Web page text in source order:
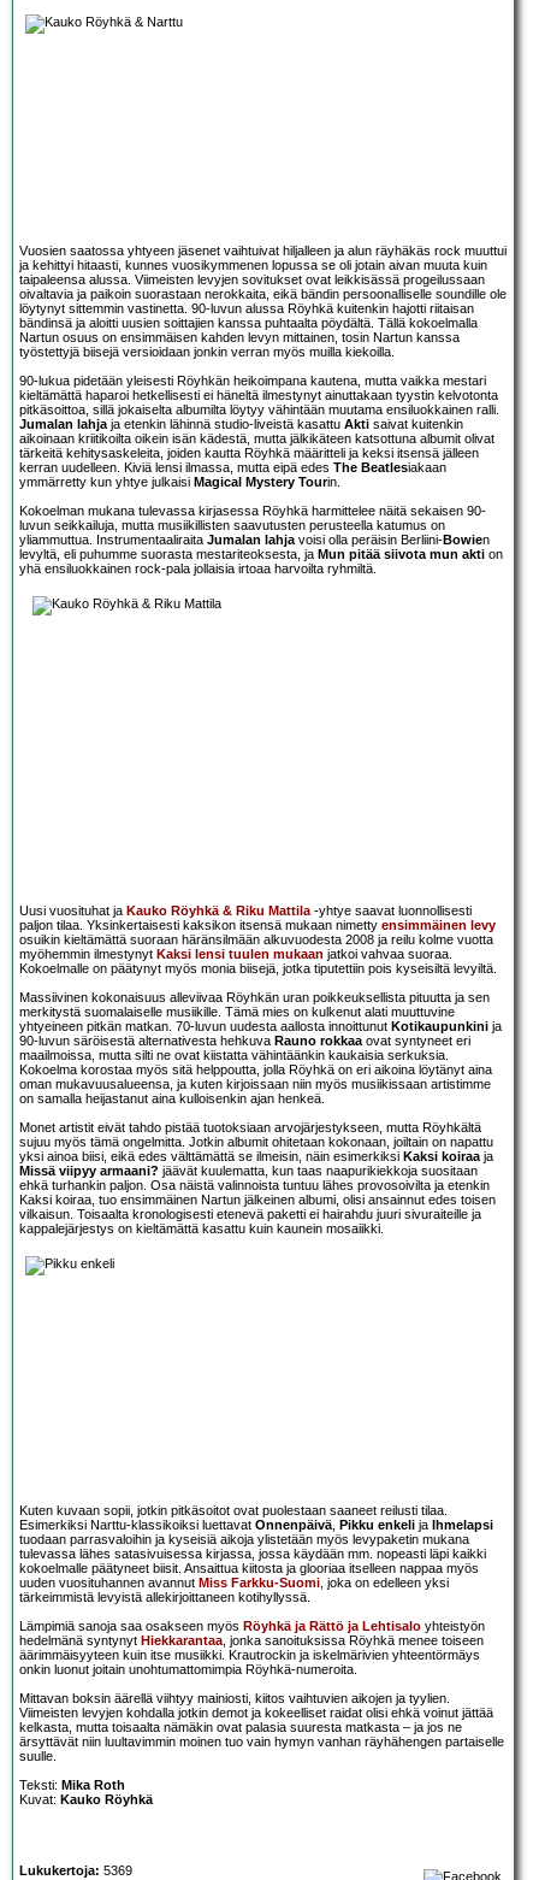
Vuosien saatossa yhtyeen jäsenet vaihtuivat hiljalleen ja alun räyhäkäs rock muuttui
ja kehittyi hitaasti, kunnes vuosikymmenen lopussa se oli jotain aivan muuta kuin
taipaleensa alussa. Viimeisten levyjen sovitukset ovat leikkisässä progeilussaan
oivaltavia ja paikoin suorastaan nerokkaita, eikä bändin persoonalliselle soundille ole
löytynyt sittemmin vastinetta. 90-luvun alussa Röyhkä kuitenkin hajotti riitaisan
bändinsä ja aloitti uusien soittajien kanssa puhtaalta pöydältä. Tällä kokoelmalla
Nartun osuus on ensimmäisen kahden levyn mittainen, tosin Nartun kanssa
työstettyjä biisejä versioidaan jonkin verran myös muilla kiekoilla.
90-lukua pidetään yleisesti Röyhkän heikoimpana kautena, mutta vaikka mestari
kieltämättä haparoi hetkellisesti ei häneltä ilmestynyt ainuttakaan tyystin kelvotonta
pitkäsoittoa, sillä jokaiselta albumilta löytyy vähintään muutama ensiluokkainen ralli.
Jumalan lahjaja etenkin lähinnä studio-liveistä kasattu Akti saivat kuitenkin
aikoinaan kriitikoilta oikein isän kädestä, mutta jälkikäteen katsottuna albumit olivat
tärkeitä kehitysaskeleita, joiden kautta Röyhkä määritteli ja keksi itsensä jälleen
kerran uudelleen. Kiviä lensi ilmassa, mutta eipä edes The Beatlesiakaan
ymmärretty kun yhtye julkaisi Magical Mystery Tourin.
Kokoelman mukana tulevassa kirjasessa Röyhkä harmittelee näitä sekaisen 90-
luvun seikkailuja, mutta musiikillisten saavutusten perusteella katumus on
yliammuttua. Instrumentaaliraita Jumalan lahjavoisi olla peräisin Berliini-Bowien
levyltä, eli puhumme suorasta mestariteoksesta, ja Mun pitää siivota mun akti on
yhä ensiluokkainen rock-pala jollaisia irtoaa harvoilta ryhmiltä.
Uusi vuosituhat ja Kauko Röyhkä & Riku Mattila-yhtye saavat luonnollisesti
paljon tilaa. Yksinkertaisesti kaksikon itsensä mukaan nimetty ensimmäinen levy
osuikin kieltämättä suoraan häränsilmään alkuvuodesta 2008 ja reilu kolme vuotta
myöhemmin ilmestynyt Kaksi lensi tuulen mukaan jatkoi vahvaa suoraa.
Kokoelmalle on päätynyt myös monia biisejä, jotka tiputettiin pois kyseisiltä levyiltä.
Massiivinen kokonaisuus alleviivaa Röyhkän uran poikkeuksellista pituutta ja sen
merkitystä suomalaiselle musiikille. Tämä mies on kulkenut alati muuttuvine
yhtyeineen pitkän matkan. 70-luvun uudesta aallosta innoittunut Kotikaupunkini ja
90-luvun säröisestä alternativesta hehkuva Rauno rokkaaovat syntyneet eri
maailmoissa, mutta silti ne ovat kiistatta vähintäänkin kaukaisia serkuksia.
Kokoelma korostaa myös sitä helppoutta, jolla Röyhkä on eri aikoina löytänyt aina
oman mukavuusalueensa, ja kuten kirjoissaan niin myös musiikissaan artistimme
on samalla heijastanut aina kulloisenkin ajan henkeä.
Monet artistit eivät tahdo pistää tuotoksiaan arvojärjestykseen, mutta Röyhkältä
sujuu myös tämä ongelmitta. Jotkin albumit ohitetaan kokonaan, joiltain on napattu
yksi ainoa biisi, eikä edes välttämättä se ilmeisin, näin esimerkiksi Kaksi koiraaja
Missä viipyy armaani? jäävät kuulematta, kun taas naapurikiekkoja suositaan
ehkä turhankin paljon. Osa näistä valinnoista tuntuu lähes provosoivilta ja etenkin
Kaksi koiraa, tuo ensimmäinen Nartun jälkeinen albumi, olisi ansainnut edes toisen
vilkaisun. Toisaalta kronologisesti etenevä paketti ei hairahdu juuri sivuraiteille ja
kappalejärjestys on kieltämättä kasattu kuin kaunein mosaiikki.
Kuten kuvaan sopii, jotkin pitkäsoitot ovat puolestaan saaneet reilusti tilaa.
Esimerkiksi Narttu-klassikoiksi luettavat Onnenpäivä, Pikku enkeli ja
Ihmelapsi
tuodaan parrasvaloihin ja kyseisiä aikoja ylistetään myös levypaketin mukana
tulevassa lähes satasivuisessa kirjassa, jossa käydään mm. nopeasti läpi kaikki
kokoelmalle päätyneet biisit. Ansaittua kiitosta ja glooriaa itselleen nappaa myös
uuden vuosituhannen avannut Miss Farkku-Suomi, joka on edelleen yksi
tärkeimmistä levyistä allekirjoittaneen kotihyllyssä.
Lämpimiä sanoja saa osakseen myös Röyhkä ja Rättö ja Lehtisalo yhteistyön
hedelmänä syntynyt Hiekkarantaa, jonka sanoituksissa Röyhkä menee toiseen
äärimmäisyyteen kuin itse musiikki. Krautrockin ja iskelmärivien yhteentörmäys
onkin luonut joitain unohtumattomimpia Röyhkä-numeroita.
Mittavan boksin äärellä viihtyy mainiosti, kiitos vaihtuvien aikojen ja tyylien.
Viimeisten levyjen kohdalla jotkin demot ja kokeelliset raidat olisi ehkä voinut jättää
kelkasta, mutta toisaalta nämäkin ovat palasia suuresta matkasta – ja jos ne
ärsyttävät niin luultavimmin moinen tuo vain hymyn vanhan räyhähengen partaiselle
suulle.
Teksti: Mika Roth
Kuvat: Kauko Röyhkä
Lukukertoja: 5369